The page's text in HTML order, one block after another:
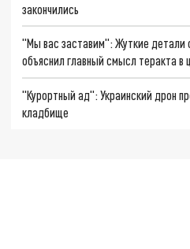
закончились
"Мы вас заставим": Жуткие детали
объяснил главный смысл теракта в
"Курортный ад": Украинский дрон
кладбище